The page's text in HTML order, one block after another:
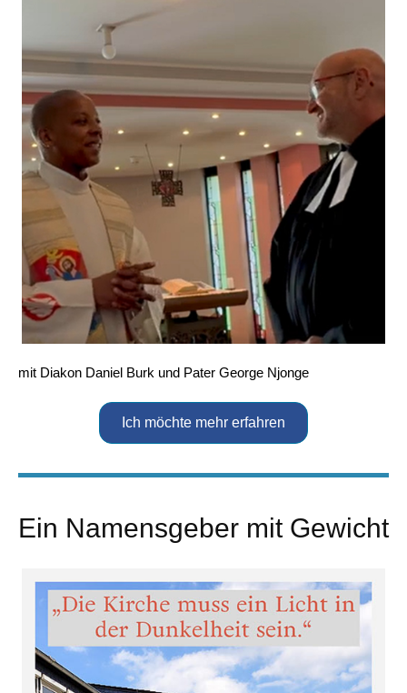
mit Diakon Daniel Burk und Pater George Njonge
Ich möchte mehr erfahren
Ein Namensgeber mit Gewicht